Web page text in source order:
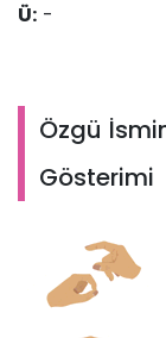
Ü: -
Özgü
Gösterimi